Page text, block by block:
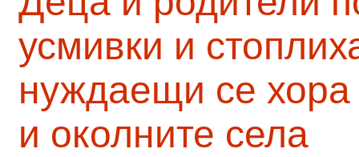
усмивки и
нуждаещи се
и околните села